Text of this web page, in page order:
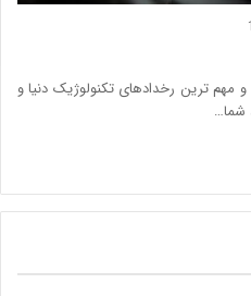
مهم ترین رخدادهای تکنولوژیک دنیا و
شما…